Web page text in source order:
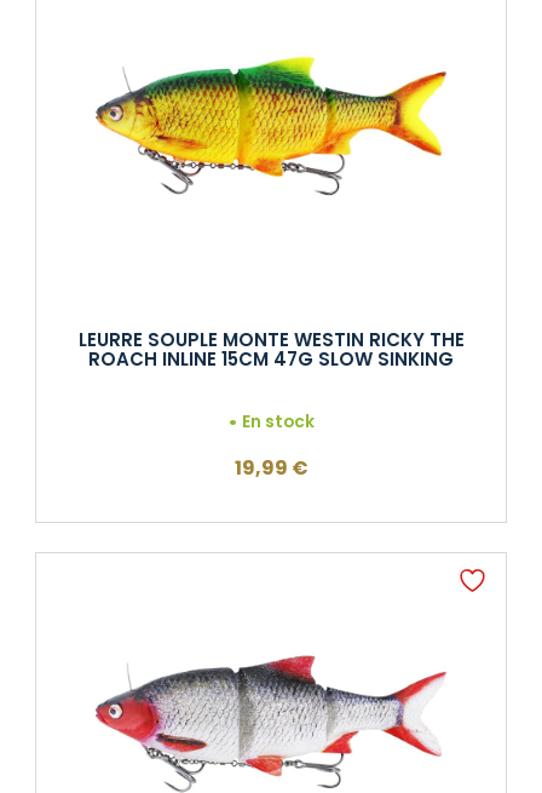
LEURRE SOUPLE MONTE WESTIN RICKY THE
ROACH INLINE 15CM 47G SLOW SINKING
En stock
19,99 €